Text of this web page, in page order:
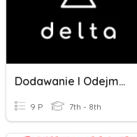
Dodawanie I Odejmowanie Sum Algebraicznych - Klasa 7
9 P 7th - 8th